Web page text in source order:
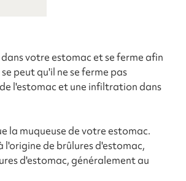
votre estomac et se ferme afin
peut qu'il ne se ferme pas
l'estomac et une infiltration dans
la muqueuse de votre estomac.
de brûlures d'estomac,
d'estomac, généralement au